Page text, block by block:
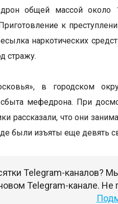
общей массой около
к
наркотических
стражу.
в городском
мефедрона. При
что они
были изъяты еще девять
Telegram-каналов?
Telegram-канале. Не